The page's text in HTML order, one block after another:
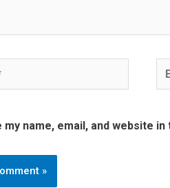
my name, email, and website